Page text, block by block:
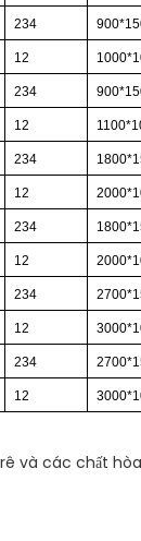
234
12
234
12
234
12
234
12
234
12
234
12
và các chất